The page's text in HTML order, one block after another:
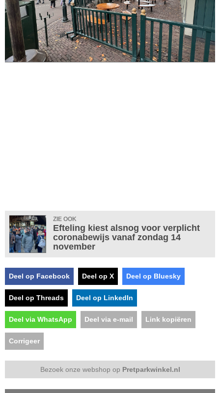
ZIE OOK
Efteling kiest alsnog voor verplicht
coronabewijs vanaf zondag 14
november
Deel op Facebook Deel op X Deel op Bluesky
Deel op Threads Deel op LinkedIn
Deel via WhatsApp Deel via e-mail Link kopiëren
Corrigeer
Bezoek onze webshop op Pretparkwinkel.nl